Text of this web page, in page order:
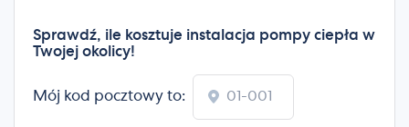
Sprawdź, ile kosztuje instalacja pompy ciepła w
Twojej okolicy!
Mój kod pocztowy to: